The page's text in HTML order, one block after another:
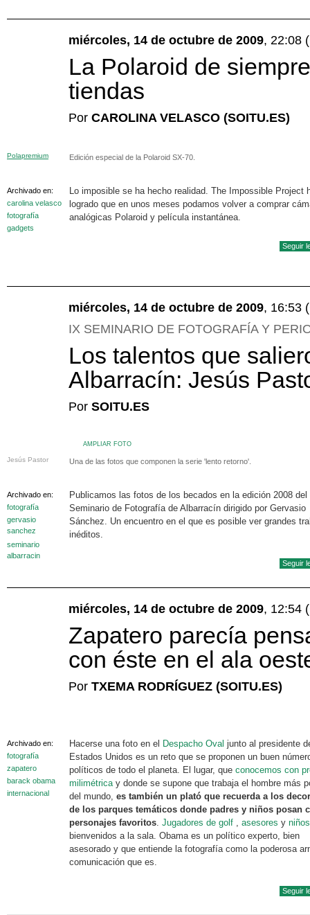
miércoles, 14 de octubre de 2009, 22:08
La Polaroid de
tiendas
Por CAROLINA VELASCO (SOITU.ES)
Polapremium Edición especial de la Polaroid SX-70.
Archivado en:
carolina velasco
fotografía
gadgets
Lo imposible se ha hecho realidad. The Impossible Project
logrado que en unos meses podamos volver a comprar
analógicas Polaroid y película instantánea.
Seguir
miércoles, 14 de octubre de 2009, 16:53
IX SEMINARIO DE FOTOGRAFÍA Y
Los talentos que
Albarracín: Jesús
Por SOITU.ES
AMPLIAR FOTO
Jesús Pastor Una de las fotos que componen la serie 'lento retorno'.
Archivado en:
fotografía
gervasio
sanchez
seminario
albarracin
Publicamos las fotos de los becados en la edición 2008 del
Seminario de Fotografía de Albarracín dirigido por Gervasio
Sánchez. Un encuentro en el que es posible ver grandes
inéditos.
Seguir
miércoles, 14 de octubre de 2009, 12:54
Zapatero parecía
con éste en el ala
Por TXEMA RODRÍGUEZ (SOITU.ES)
Archivado en:
fotografía
zapatero
barack obama
internacional
Hacerse una foto en el Despacho Oval junto al presidente
Estados Unidos es un reto que se proponen un buen
políticos de todo el planeta. El lugar, que conocemos con
milimétricay donde se supone que trabaja el hombre más
del mundo, es también un plató que recuerda a los
de los parques temáticos donde padres y niños posan
personajes favoritos. Jugadores de golf , asesores y niños
bienvenidos a la sala. Obama es un político experto, bien
asesorado y que entiende la fotografía como la poderosa
comunicación que es.
Seguir